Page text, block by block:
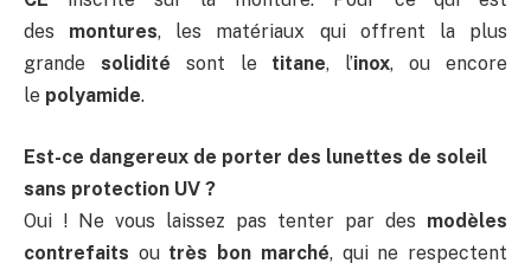
des montures, les matériaux qui offrent la plus
grande solidité sont le titane, l’inox, ou encore
le polyamide.
Est-ce dangereux de porter des lunettes de soleil
sans protection UV ?
Oui ! Ne vous laissez pas tenter par des modèles
contrefaits ou très bon marché, qui ne respectent